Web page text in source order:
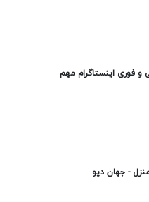
و فوری اینستاگرام مهم
- جهان دپو